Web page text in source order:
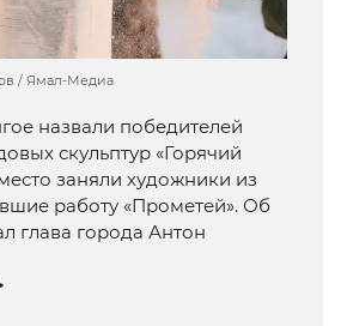
/ Ямал-Медиа
назвали победителей
скульптур «Горячий
заняли художники из
работу «Прометей». Об
глава города Антон